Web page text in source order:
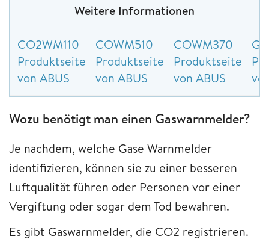
Weitere Informationen
CO2WM110
Produktseite
von ABUS
COWM510
Produktseite
von ABUS
COWM370
Produktseite
von ABUS
Wozu benötigt man einen Gaswarnmelder?
Je nachdem, welche Gase Warnmelder
identifizieren, können sie zu einer besseren
Luftqualität führen oder Personen vor einer
Vergiftung oder sogar dem Tod bewahren.
Es gibt Gaswarnmelder, die CO2 registrieren.